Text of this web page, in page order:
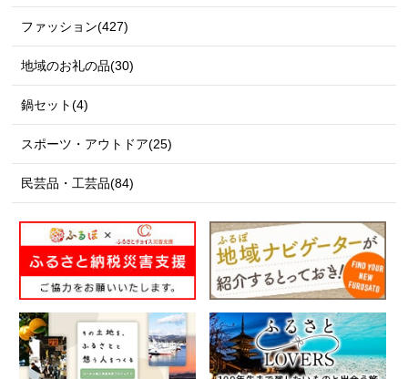
ファッション(427)
地域のお礼の品(30)
鍋セット(4)
スポーツ・アウトドア(25)
民芸品・工芸品(84)